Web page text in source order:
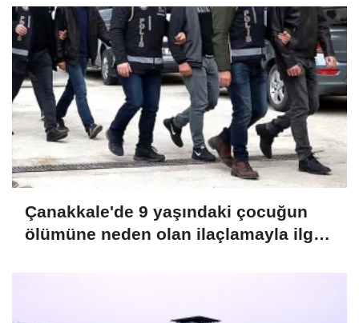
Çanakkale'de 9 yaşındaki çocuğun
ölümüne neden olan ilaçlamayla ilgili